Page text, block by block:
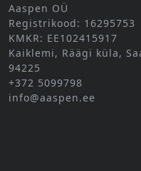
Aaspen OÜ
Registrikood: 16295753
KMKR: EE102415917
Kaiklemi, Räägi küla,
94225
+372 5099798
info@aaspen.ee